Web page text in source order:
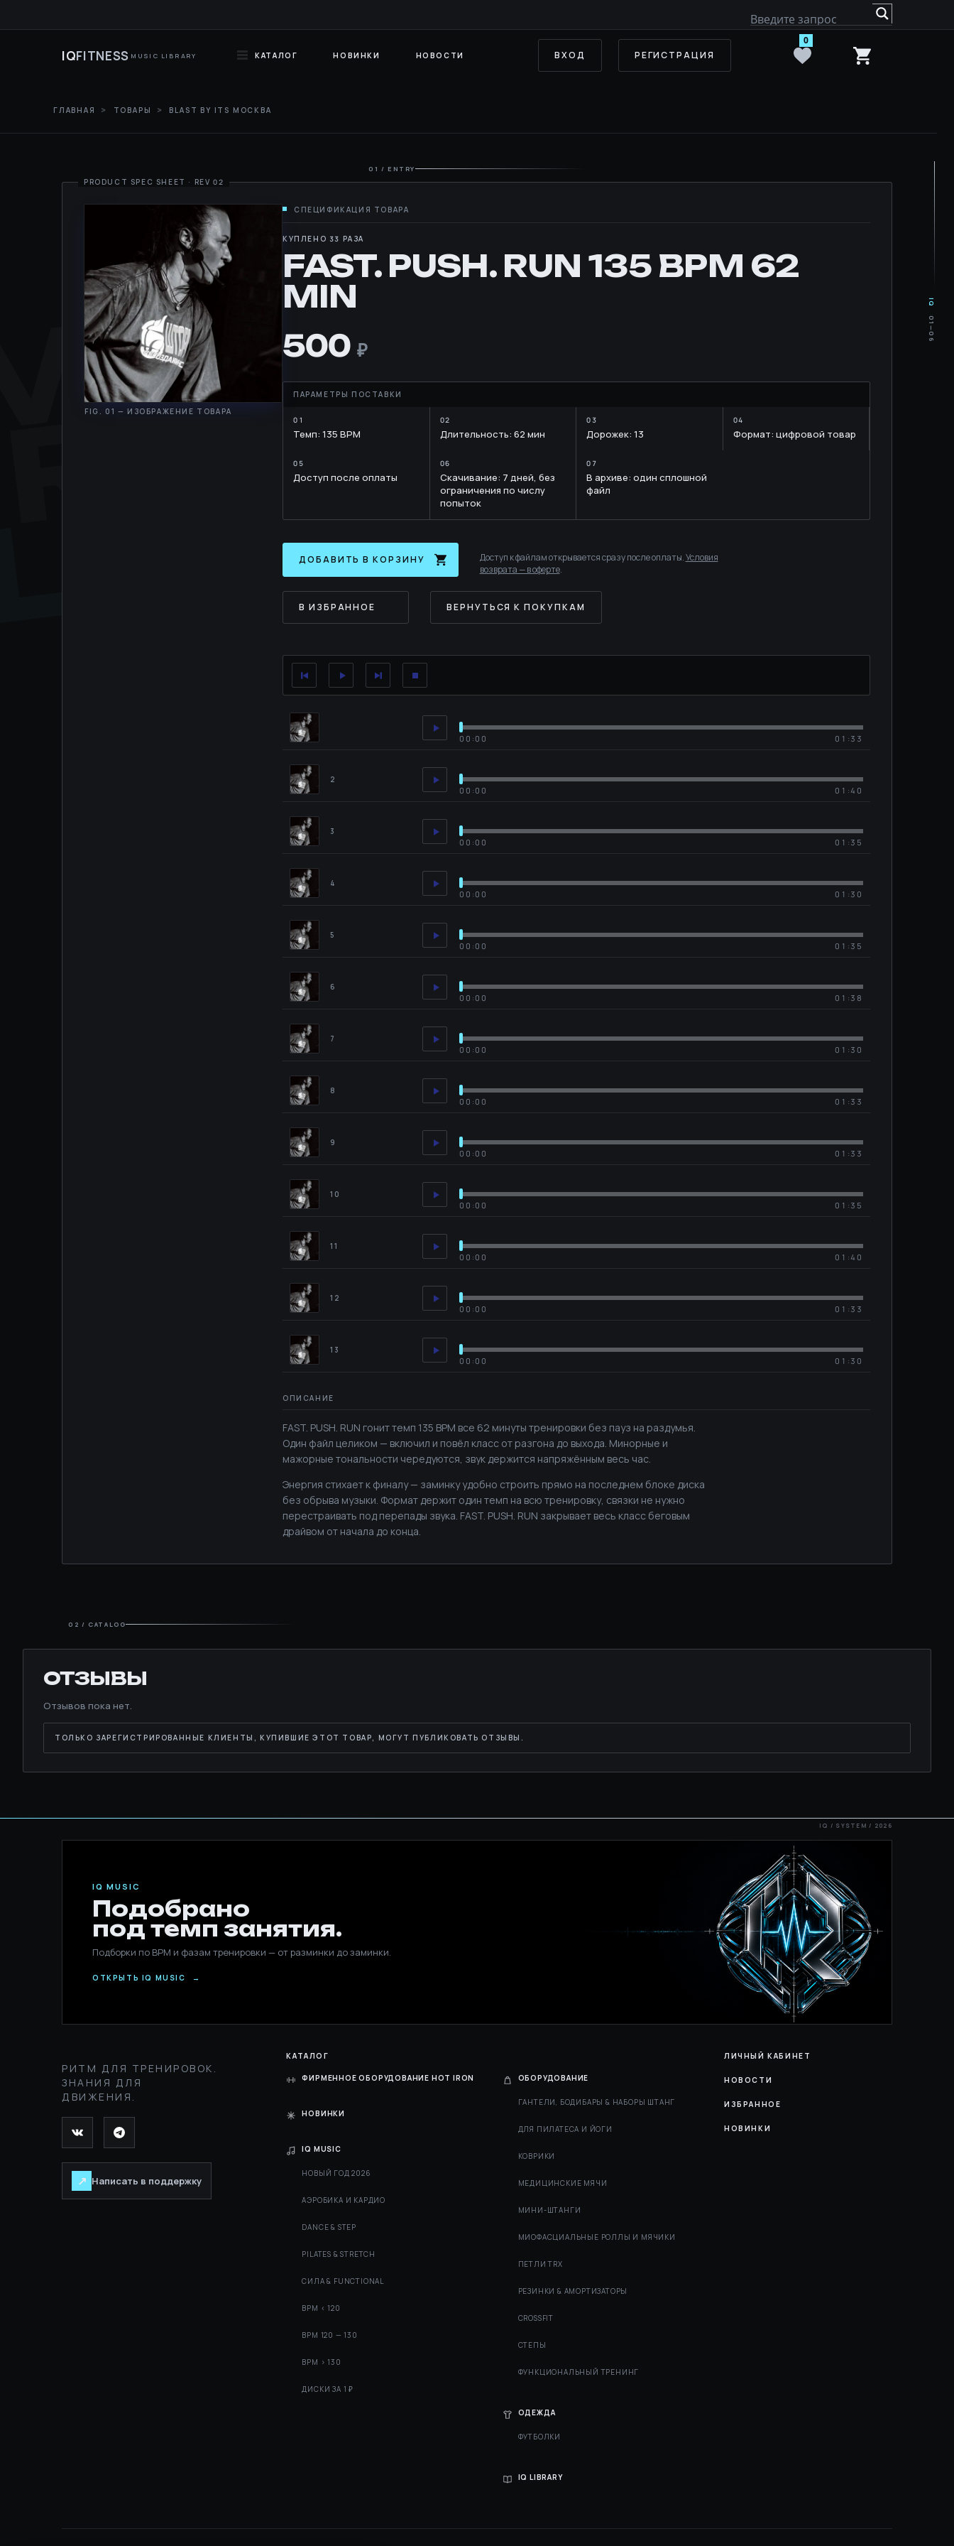
IQFITNESS MUSIC LIBRARY КАТАЛОГ НОВИНКИ НОВОСТИ ВХОД РЕГИСТРАЦИЯ
0
ГЛАВНАЯ ТОВАРЫ BLAST BY ITS МОСКВА
01 / ENTRY
КУПЛЕНО 33 РАЗА
FAST. PUSH. RUN 135 BPM 62
MIN
500
Темп: 135 BPM Длительность: 62 мин Дорожек: 13 Формат: цифровой товар
Доступ после оплаты
Скачивание: 7 дней, без
ограничения по числу
попыток
В архиве: один сплошной
файл
ДОБАВИТЬ В КОРЗИНУ Доступ к файлам открывается сразу после оплаты.Условия
возврата — в оферте.
В ИЗБРАННОЕ ВЕРНУТЬСЯ К ПОКУПКАМ
00:00 01:33
2
00:00 01:40
3
00:00 01:35
4
00:00 01:30
5
00:00 01:35
6
00:00 01:38
7
00:00 01:30
8
00:00 01:33
9
00:00 01:33
10
00:00 01:35
11
00:00 01:40
12
00:00 01:33
13
00:00 01:30
FAST. PUSH. RUN гонит темп 135 BPM все 62 минуты тренировки без пауз на раздумья.
Один файл целиком — включил и повёл класс от разгона до выхода. Минорные и
мажорные тональности чередуются, звук держится напряжённым весь час.
Энергия стихает к финалу — заминку удобно строить прямо на последнем блоке диска
без обрыва музыки. Формат держит один темп на всю тренировку, связки не нужно
перестраивать под перепады звука. FAST. PUSH. RUN закрывает весь класс беговым
драйвом от начала до конца.
02 / CATALOG
ОТЗЫВЫ
Отзывов пока нет.
ТОЛЬКО ЗАРЕГИСТРИРОВАННЫЕ КЛИЕНТЫ, КУПИВШИЕ ЭТОТ ТОВАР, МОГУТ ПУБЛИКОВАТЬ ОТЗЫВЫ.
IQ
01—06
РИТМ ДЛЯ ТРЕНИРОВОК.
ЗНАНИЯ ДЛЯ
ДВИЖЕНИЯ.
↗ Написать в поддержку
IQ MUSIC
Подобрано
под темп занятия.
Подборки по BPM и фазам тренировки — от разминки до заминки.
ОТКРЫТЬ IQ MUSIC →
КАТАЛОГ
ФИРМЕННОЕ ОБОРУДОВАНИЕ HOT IRON
НОВИНКИ
IQ MUSIC
НОВЫЙ ГОД 2026
АЭРОБИКА И КАРДИО
DANCE & STEP
PILATES & STRETCH
СИЛА & FUNCTIONAL
BPM < 120
BPM 120 — 130
BPM > 130
ДИСКИ ЗА 1 ₽
ОБОРУДОВАНИЕ
ГАНТЕЛИ, БОДИБАРЫ & НАБОРЫ ШТАНГ
ДЛЯ ПИЛАТЕСА И ЙОГИ
КОВРИКИ
МЕДИЦИНСКИЕ МЯЧИ
МИНИ-ШТАНГИ
МИОФАСЦИАЛЬНЫЕ РОЛЛЫ И МЯЧИКИ
ПЕТЛИ TRX
РЕЗИНКИ & АМОРТИЗАТОРЫ
СROSSFIT
СТЕПЫ
ФУНКЦИОНАЛЬНЫЙ ТРЕНИНГ
ОДЕЖДА
ФУТБОЛКИ
IQ LIBRARY
ЛИЧНЫЙ КАБИНЕТ
НОВОСТИ
ИЗБРАННОЕ
НОВИНКИ